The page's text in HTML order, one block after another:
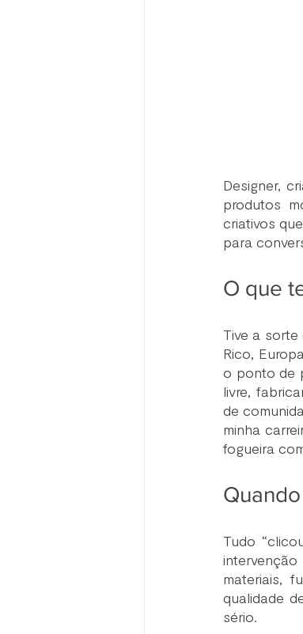
Designer,
produtos
criativos
para
O que
Tive a sorte
Rico,
o ponto de
livre,
de
minha
fogueira
Tudo
materiais,
qualidade
sério.